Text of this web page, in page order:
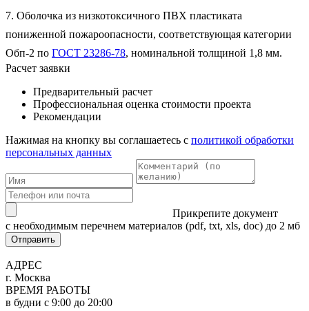
7. Оболочка из низкотоксичного ПВХ пластиката
пониженной пожароопасности, соответствующая категории
Обп-2 по ГОСТ 23286-78, номинальной толщиной 1,8 мм.
Расчет заявки
Предварительный расчет
Профессиональная оценка стоимости проекта
Рекомендации
Нажимая на кнопку вы соглашаетесь с политикой обработки
персональных данных
Прикрепите документ
с необходимым перечнем материалов (pdf, txt, xls, doc) до 2 мб
Отправить
АДРЕС
г. Москва
ВРЕМЯ РАБОТЫ
в будни с 9:00 до 20:00